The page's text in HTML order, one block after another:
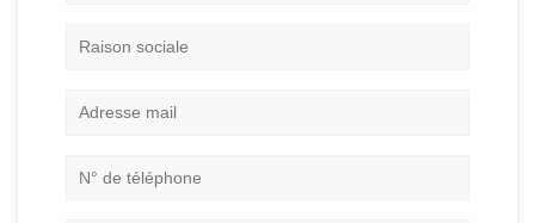
Raison
Adresse
N°